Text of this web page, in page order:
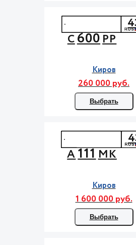
С600РР
Киров
260 000 руб.
Выбрать
А111МК
Киров
1 600 000 руб.
Выбрать